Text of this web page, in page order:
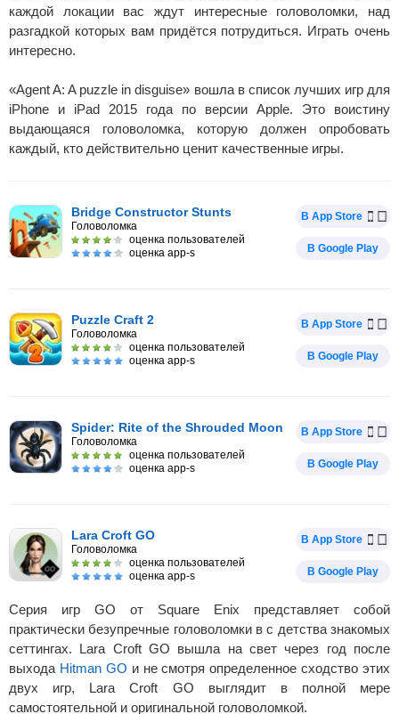
каждой локации вас ждут интересные головоломки, над
разгадкой которых вам придётся потрудиться. Играть очень
интересно.
«Agent A: A puzzle in disguise» вошла в список лучших игр для
iPhone и iPad 2015 года по версии Apple. Это воистину
выдающаяся головоломка, которую должен опробовать
каждый, кто действительно ценит качественные игры.
Bridge Constructor Stunts
Головоломка
оценка пользователей
оценка app-s
В App Store
В Google Play
Puzzle Craft 2
Головоломка
оценка пользователей
оценка app-s
В App Store
В Google Play
Spider: Rite of the Shrouded Moon
Головоломка
оценка пользователей
оценка app-s
В App Store
В Google Play
Lara Croft GO
Головоломка
оценка пользователей
оценка app-s
В App Store
В Google Play
Серия игр GO от Square Enix представляет собой
практически безупречные головоломки в с детства знакомых
сеттингах. Lara Croft GO вышла на свет через год после
выхода Hitman GO и не смотря определенное сходство этих
двух игр, Lara Croft GO выглядит в полной мере
самостоятельной и оригинальной головоломкой.